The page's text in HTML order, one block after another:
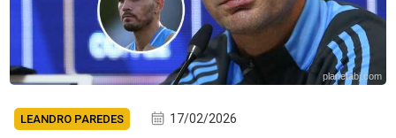
planetabj.com
LEANDRO PAREDES 17/02/2026